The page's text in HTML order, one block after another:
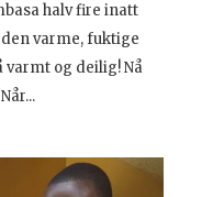
halv fire inatt
varme, fuktige
varmt og deilig! Nå